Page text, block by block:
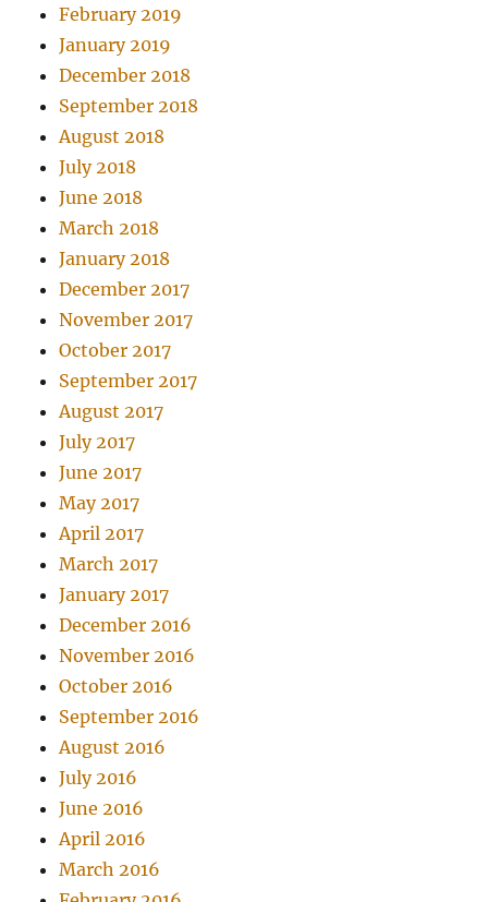
February 2019
January 2019
December 2018
September 2018
August 2018
July 2018
June 2018
March 2018
January 2018
December 2017
November 2017
October 2017
September 2017
August 2017
July 2017
June 2017
May 2017
April 2017
March 2017
January 2017
December 2016
November 2016
October 2016
September 2016
August 2016
July 2016
June 2016
April 2016
March 2016